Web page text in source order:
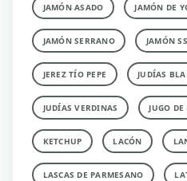
JAMÓN ASADO JAMÓN DE
JAMÓN SERRANO JAMÓN
JEREZ TÍO PEPE JUDÍAS
JUDÍAS VERDINAS JUGO
KETCHUP LACÓN
LASCAS DE PARMESANO